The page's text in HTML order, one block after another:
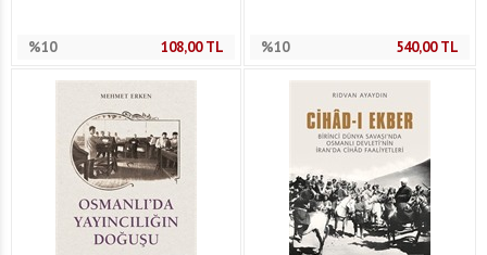
%10 108,00TL %10 540,00TL